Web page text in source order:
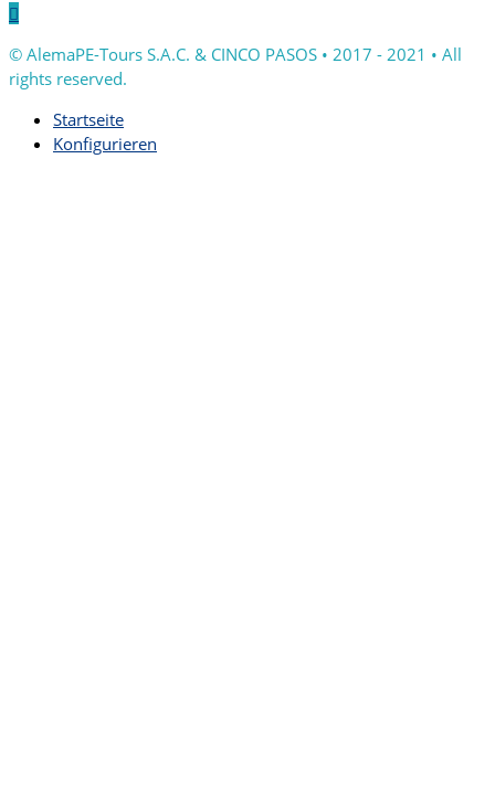

© AlemaPE-Tours S.A.C. & CINCO PASOS • 2017 - 2021 • All
rights reserved.
Startseite
Konfigurieren